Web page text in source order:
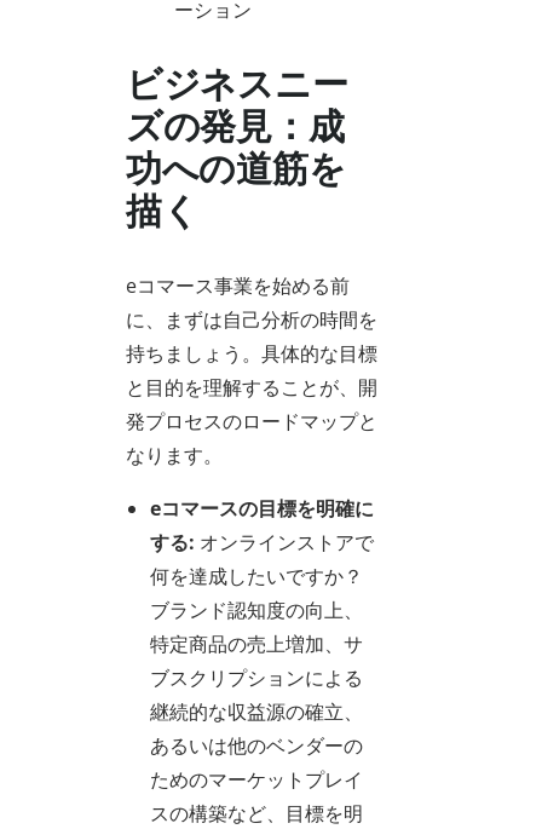
ーション
ビジネスニー
ズの発見：成
功への道筋を
描く
eコマース事業を始める前
に、まずは自己分析の時間を
持ちましょう。具体的な目標
と目的を理解することが、開
発プロセスのロードマップと
なります。
eコマースの目標を明確に
する: オンラインストアで
何を達成したいですか？
ブランド認知度の向上、
特定商品の売上増加、サ
ブスクリプションによる
継続的な収益源の確立、
あるいは他のベンダーの
ためのマーケットプレイ
スの構築など、目標を明